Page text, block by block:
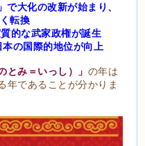
大化の改新が始まり、
転換
的な武家政権が誕生
の国際的地位が向上
とみ＝いっし）」 の年は
年であることが分かりま